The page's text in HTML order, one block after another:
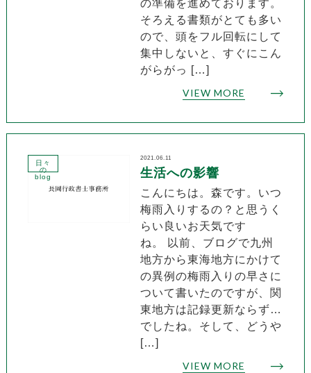
の準備を進めております。
そろえる書類がとても多い
ので、頭をフル回転にして
集中しないと、すぐにこん
がらがっ […]
VIEW MORE
日々
の
blog
2021.06.11
生活への影響
こんにちは。森です。いつ
梅雨入りするの？と思うく
らい良いお天気です
ね。 以前、ブログで九州
地方から東海地方にかけて
の異例の梅雨入りの早さに
ついて書いたのですが、関
東地方は記録更新ならず…
でしたね。そして、どうや
[…]
VIEW MORE